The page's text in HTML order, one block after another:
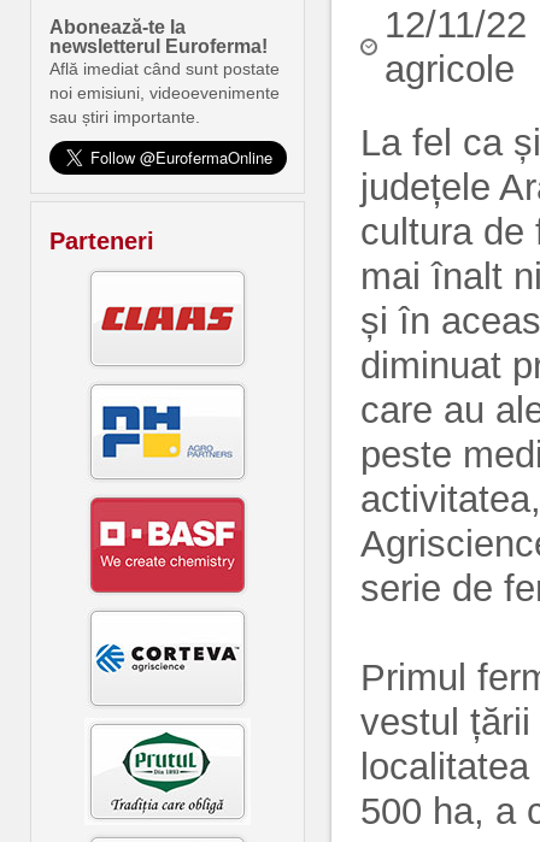
Abonează-te la
newsletterul Euroferma!
Află imediat când sunt postate
noi emisiuni, videoevenimente
sau știri importante.
Parteneri
12/11/
agricole
La fel ca
județele
cultura de
mai înalt
și în
diminuat
care au
peste
serie de
Primul
vestul
500 ha, a